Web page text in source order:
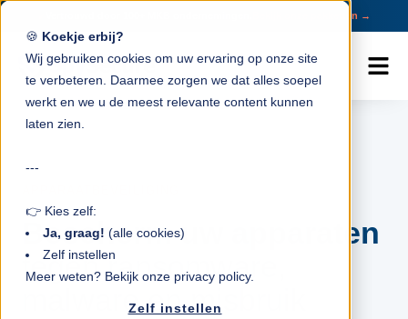
🍪 Koekje erbij?
Wij gebruiken cookies om uw ervaring op onze site
te verbeteren. Daarmee zorgen we dat alles soepel
werkt en we u de meest relevante content kunnen
laten zien.
---
👉 Kies zelf:
Ja, graag! (alle cookies)
Zelf instellen
Meer weten? Bekijk onze privacy policy.
Zelf instellen
Bekijk onze pakketten →
Bescherm uw apparaten
tegen ransomware,
malware en misbruik